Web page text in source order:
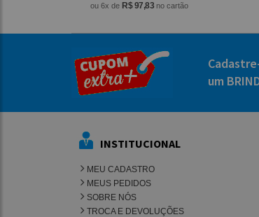
ou 6x de R$ 97,83 no cartão
um
INSTITUCIONAL
MEU CADASTRO
MEUS PEDIDOS
SOBRE NÓS
TROCA E DEVOLUÇÕES